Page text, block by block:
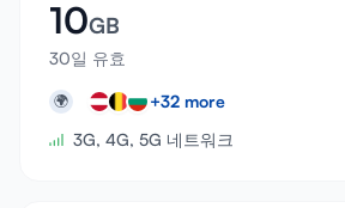
10GB
30일 유효
🌍 +32 more
3G, 4G, 5G 네트워크